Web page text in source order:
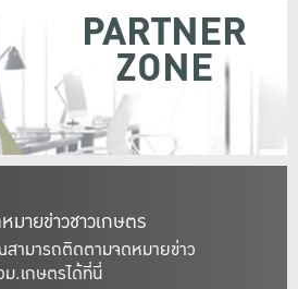
มายข่าวชาวเกษตร
ามารถติดตามจดหมายข่าว
ม.เกษตรได้ที่นี่
PARTNER
ZONE